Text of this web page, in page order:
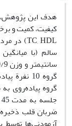
هدف این پژوهش،
گروه 10
گروه
ضربان قلب